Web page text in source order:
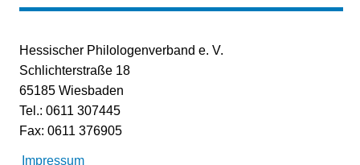
Hessischer Philologenverband e. V.
Schlichterstraße 18
65185 Wiesbaden
Tel.: 0611 307445
Fax: 0611 376905
Impressum